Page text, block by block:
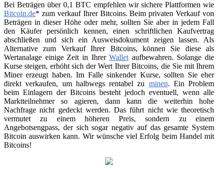
Bei Beträgen über 0,1 BTC empfehlen wir sichere Plattformen wie
Bitcoin.de* zum verkauf Ihrer Bitcoins. Beim privaten Verkauf von
Beträgen in dieser Höhe oder mehr, sollten Sie aber in jedem Fall
den Käufer persönlich kennen, einen schriftlichen Kaufvertrag
abschließen und sich ein Ausweisdokument zeigen lassen. Als
Alternative zum Verkauf Ihrer Bitcoins, können Sie diese als
Wertanalage einige Zeit in IhrerWallet aufbewahren. Solange die
Kurse steigen, erhöht sich der Wert Ihrer Bitcoins, die Sie mit Ihrem
Miner erzeugt haben. Im Falle sinkender Kurse, sollten Sie eher
direkt verkaufen, um halbwegs rentabel zu minen. Ein Problem
beim Einlagern der Bitcoins besteht jedoch eventuell, wenn alle
Marktteilnehmer so agieren, dann kann die weiterhin hohe
Nachfrage nicht gedeckt werden. Das führt nicht wie theoretisch
vermutet zu einem höheren Preis, sondern zu einem
Angebotsengpass, der sich sogar negativ auf das gesamte System
Bitcoin auswirken kann. Wir wünsche viel Erfolg beim Handel mit
Bitcoins!